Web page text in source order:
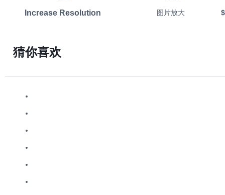
Increase Resolution 图片放大
猜你喜欢